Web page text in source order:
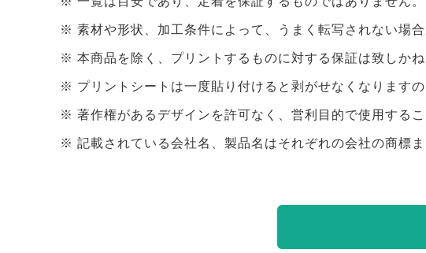
素材や形状、加工条件によって、うまく転写されない場合
本商品を除く、プリントするものに対する保証は致しか
プリントシートは一度貼り付けると剥がせなくなりますの
著作権があるデザインを許可なく、営利目的で使用する
記載されている会社名、製品名はそれぞれの会社の商標ま